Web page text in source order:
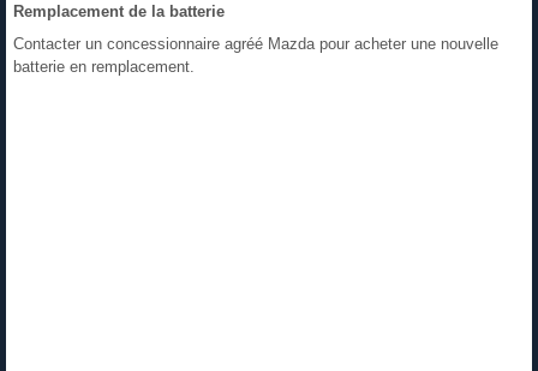
Remplacement de la batterie
Contacter un concessionnaire agréé Mazda pour acheter une nouvelle
batterie en remplacement.